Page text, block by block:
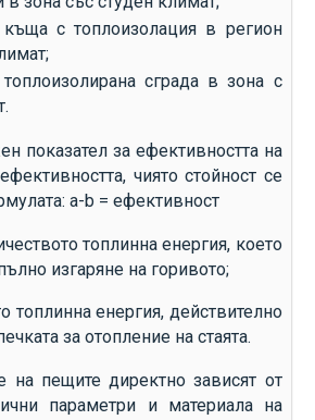
с топлоизолация в регион
сграда в зона с
показател за ефективността на
чиято стойност се
a-b = ефективност
топлинна енергия, което
изгаряне на горивото;
топлинна енергия, действително
за отопление на стаята.
на пещите директно зависят от
параметри и материала на